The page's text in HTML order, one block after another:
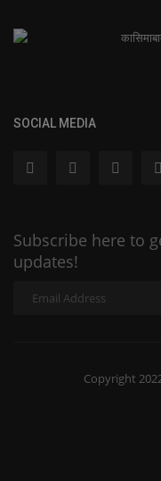
SOCIAL MEDIA
Subscribe here to
updates!
Copyright